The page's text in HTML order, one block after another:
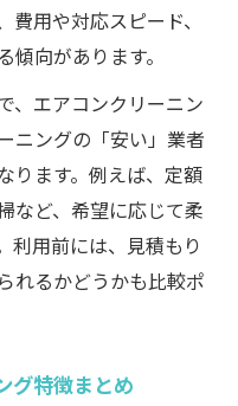
用や対応スピード、
向があります。
、エアコンクリーニン
ニングの「安い」業者
ります。例えば、定額
など、希望に応じて柔
利用前には、見積もり
れるかどうかも比較ポ
グ特徴まとめ